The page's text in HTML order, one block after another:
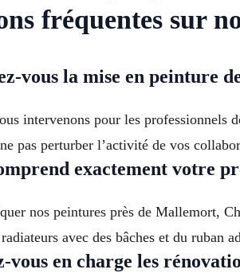
fréquentes sur
vous la mise en peinture
intervenons pour les professionnels
pas perturber l’activité de vos
exactement votre
nos peintures près de Mallemort,
avec des bâches et du ruban
vous en charge les